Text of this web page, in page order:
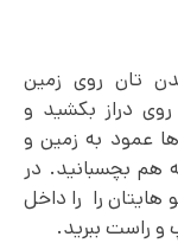
تان روی زمین
روی دراز بکشید و
ها عمود به زمین و
هم بچسبانید. در
هایتان را را داخل
و راست ببرید.